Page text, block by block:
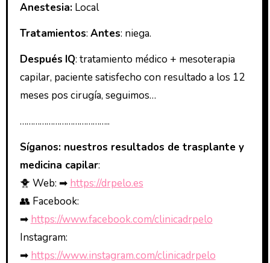
Anestesia:Local
Tratamientos: Antes: niega.
Después IQ: tratamiento médico + mesoterapia
capilar, paciente satisfecho con resultado a los 12
meses pos cirugía, seguimos…
…………………………………..
Síganos: nuestros resultados de trasplante y
medicina capilar:
🐥 Web: ➡ https://drpelo.es
👥 Facebook:
➡ https://www.facebook.com/clinicadrpelo
Instagram:
➡ https://www.instagram.com/clinicadrpelo